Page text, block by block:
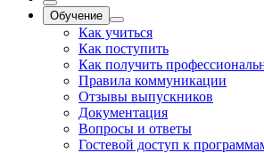
Обучение
Как учиться
Как поступить
Как получить
Правила коммуникации
Отзывы выпускников
Документация
Вопросы и ответы
Гостевой доступ к